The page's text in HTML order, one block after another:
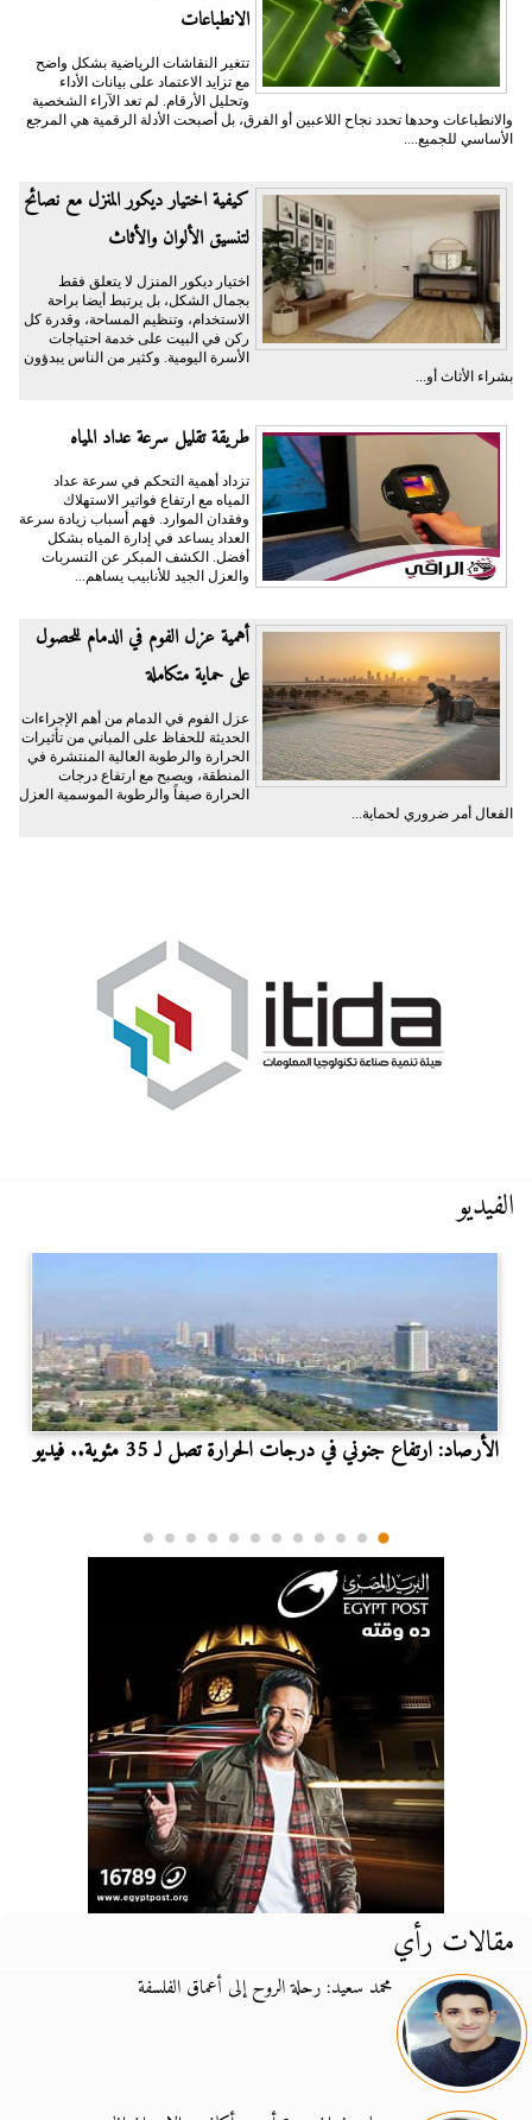
الانطباعات
تتغير النقاشات الرياضية بشكل واضح
مع تزايد الاعتماد على بيانات الأداء
وتحليل الأرقام. لم تعد الآراء الشخصية
والانطباعات وحدها تحدد نجاح اللاعبين أو الفرق، بل أصبحت الأدلة الرقمية هي المرجع
الأساسي للجميع....
كيفية اختيار ديكور المنزل مع نصائح
لتنسيق الألوان والأثاث
اختيار ديكور المنزل لا يتعلق فقط
بجمال الشكل، بل يرتبط أيضا براحة
الاستخدام، وتنظيم المساحة، وقدرة كل
ركن في البيت على خدمة احتياجات
الأسرة اليومية. وكثير من الناس يبدؤون
بشراء الأثاث أو...
طريقة تقليل سرعة عداد المياه
تزداد أهمية التحكم في سرعة عداد
المياه مع ارتفاع فواتير الاستهلاك
وفقدان الموارد. فهم أسباب زيادة سرعة
العداد يساعد في إدارة المياه بشكل
أفضل. الكشف المبكر عن التسربات
والعزل الجيد للأنابيب يساهم...
أهمية عزل الفوم في الدمام للحصول
على حماية متكاملة
عزل الفوم في الدمام من أهم الإجراءات
الحديثة للحفاظ على المباني من تأثيرات
الحرارة والرطوبة العالية المنتشرة في
المنطقة، ويصبح مع ارتفاع درجات
الحرارة صيفاً والرطوبة الموسمية العزل
الفعال أمر ضروري لحماية...
الفيديو
الأرصاد: ارتفاع جنوني في درجات الحرارة تصل لـ 35 مئوية.. فيديو
مقالات رأي
محمد سعيد: رحلة الروح إلى أعماق الفلسفة